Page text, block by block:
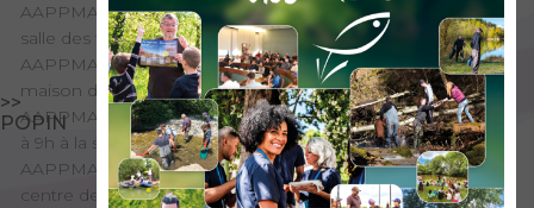
>>
POPIN
AAPPMA d'Arvillard : Vendredi 16 janvier 2026 à 18h30 à la
salle des fêtes "joie de vivre" à Arvillard.
AAPPMA des Belleville : vendredi 16 février 2024 à 19h à la
maison de la chasse et de la pêche à St Martin de Belleville.
AAPPMA du lac d'Aiguebelette : Dimanche 25 janvier 2026
à 9h à la salle François Cachoud de St-Alban-de-Montbel.
AAPPMA d'Aix-les-Bains : Dimanche 25 janvier 2026 à 9h au
centre des congrès d'Aix-les-Bains.